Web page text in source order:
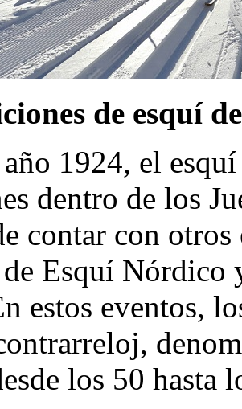
de esquí
1924, el
dentro de los
contar con
Esquí Nórdico
estos eventos,
los 50 hasta